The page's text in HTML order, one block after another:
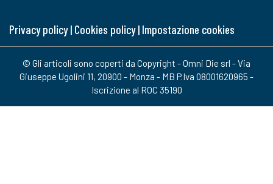
Privacy policy| Cookies policy| Impostazione cookies
© Gli articoli sono coperti da Copyright - Omni Die srl - Via
Giuseppe Ugolini 11, 20900 - Monza - MB P.Iva 08001620965 -
Iscrizione al ROC 35190